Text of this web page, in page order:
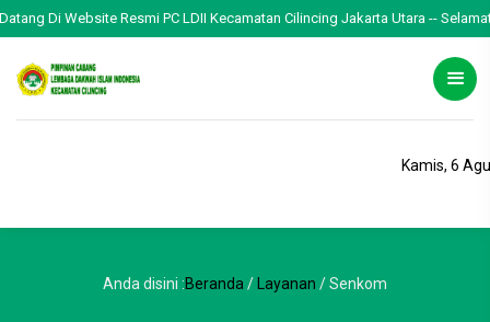
Di Website Resmi PC LDII Kecamatan Cilincing Jakarta Utara -- Selamat
Kamis, 6
Anda disini :Beranda / Layanan /Senkom